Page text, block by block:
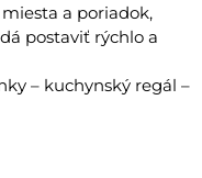
a poriadok,
postaviť rýchlo a
– kuchynský regál –